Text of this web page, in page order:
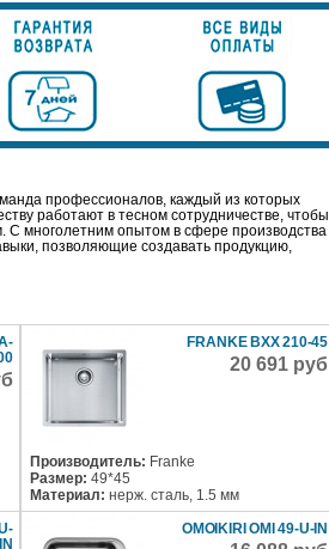
профессионалов, каждый из которых
работают в тесном сотрудничестве, чтобы
С многолетним опытом в сфере производства
позволяющие создавать продукцию,
FRANKE BXX 210-45
20 691 руб
Производитель: Franke
Размер: 49*45
Материал:нерж. сталь, 1.5 мм
IN
OMOIKIRI OMI 49-U-IN